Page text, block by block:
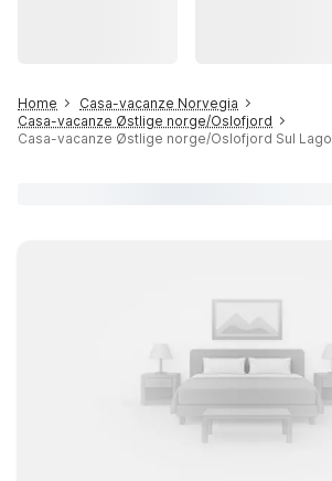
Home
Casa-vacanze Norvegia
Casa-vacanze Østlige norge/Oslofjord
Casa-vacanze Østlige norge/Oslofjord Sul Lago